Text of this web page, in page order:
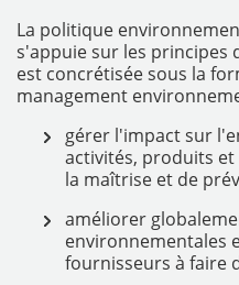
MATÉRIELS
La politique
s'appuie sur les principes
est concrétisée sous la
management
gérer l'impact sur
activités, produits
la maîtrise et de
améliorer
environnementales
fournisseurs à faire